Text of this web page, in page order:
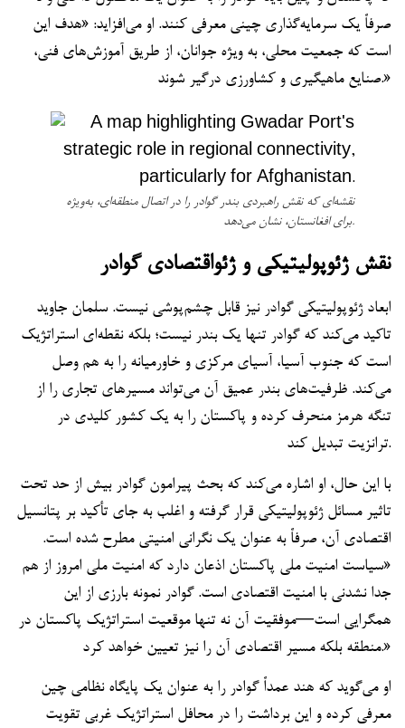
صرفاً یک سرمایه‌گذاری چینی معرفی کنند. او می‌افزاید: «هدف این
است که جمعیت محلی، به ویژه جوانان، از طریق آموزش‌های فنی،
صنایع ماهیگیری و کشاورزی درگیر شوند.»
نقشه‌ای که نقش راهبردی بندر گوادر را در اتصال منطقه‌ای، به‌ویژه
برای افغانستان، نشان می‌دهد.
نقش ژئوپولیتیکی و ژئو‌اقتصادی گوادر
ابعاد ژئوپولیتیکی گوادر نیز قابل چشم‌پوشی نیست. سلمان جاوید
تاکید می‌کند که گوادر تنها یک بندر نیست؛ بلکه نقطه‌ای استراتژیک
است که جنوب آسیا، آسیای مرکزی و خاورمیانه را به هم وصل
می‌کند. ظرفیت‌های بندر عمیق آن می‌تواند مسیرهای تجاری را از
تنگه هرمز منحرف کرده و پاکستان را به یک کشور کلیدی در
ترانزیت تبدیل کند.
با این حال، او اشاره می‌کند که بحث پیرامون گوادر بیش از حد تحت
تاثیر مسائل ژئوپولیتیکی قرار گرفته و اغلب به جای تأکید بر پتانسیل
اقتصادی آن، صرفاً به عنوان یک نگرانی امنیتی مطرح شده است.
«سیاست امنیت ملی پاکستان اذعان دارد که امنیت ملی امروز از هم
جدا نشدنی با امنیت اقتصادی است. گوادر نمونه بارزی از این
همگرایی است—موفقیت آن نه تنها موقعیت استراتژیک پاکستان در
منطقه بلکه مسیر اقتصادی آن را نیز تعیین خواهد کرد.»
او می‌گوید که هند عمداً گوادر را به عنوان یک پایگاه نظامی چین
معرفی کرده و این برداشت را در محافل استراتژیک غربی تقویت